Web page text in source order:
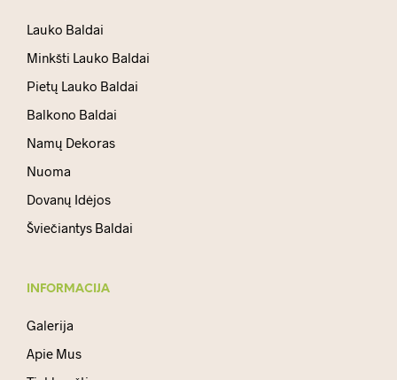
Lauko Baldai
Minkšti Lauko Baldai
Pietų Lauko Baldai
Balkono Baldai
Namų Dekoras
Nuoma
Dovanų Idėjos
Šviečiantys Baldai
INFORMACIJA
Galerija
Apie Mus